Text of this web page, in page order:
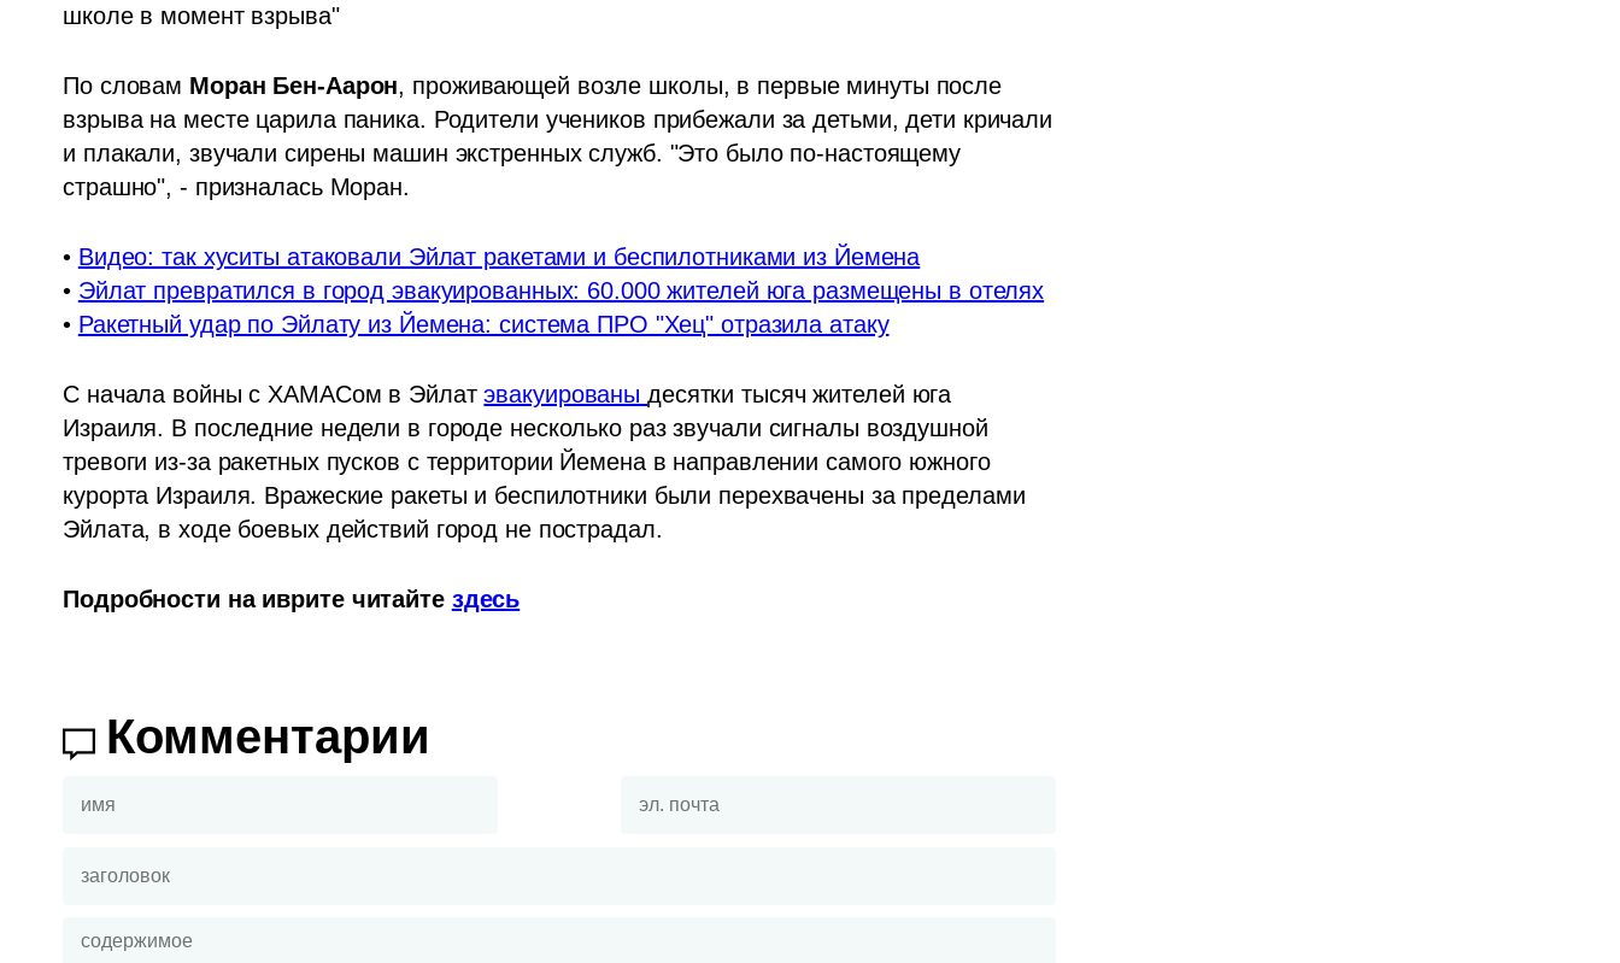
школе в момент взрыва"
По словам Моран Бен-Аарон, проживающей возле школы, в первые минуты после
взрыва на месте царила паника. Родители учеников прибежали за детьми, дети кричали
и плакали, звучали сирены машин экстренных служб. "Это было по-настоящему
страшно", - призналась Моран.
• Видео: так хуситы атаковали Эйлат ракетами и беспилотниками из Йемена
• Эйлат превратился в город эвакуированных: 60.000 жителей юга размещены в отелях
• Ракетный удар по Эйлату из Йемена: система ПРО "Хец" отразила атаку
С начала войны с ХАМАСом в Эйлат эвакуированы десятки тысяч жителей юга
Израиля. В последние недели в городе несколько раз звучали сигналы воздушной
тревоги из-за ракетных пусков с территории Йемена в направлении самого южного
курорта Израиля. Вражеские ракеты и беспилотники были перехвачены за пределами
Эйлата, в ходе боевых действий город не пострадал.
Подробности на иврите читайте здесь
Комментарии